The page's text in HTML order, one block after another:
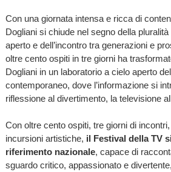
Con una giornata intensa e ricca di
Dogliani si chiude nel segno della
aperto e dell’incontro tra generazioni e
oltre cento ospiti in tre giorni ha
Dogliani in un laboratorio a cielo aperto
contemporaneo, dove l’informazione si
riflessione al divertimento, la televisione
Con oltre cento ospiti, tre giorni di
incursioni artistiche, il Festival della TV
riferimento nazionale, capace di
sguardo critico, appassionato e